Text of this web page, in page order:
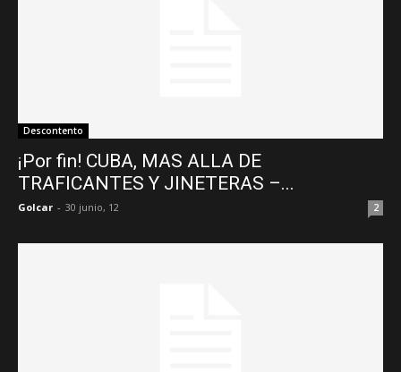
Descontento
¡Por fin! CUBA, MAS ALLA DE
TRAFICANTES Y JINETERAS –...
Golcar - 30 junio, 12 2